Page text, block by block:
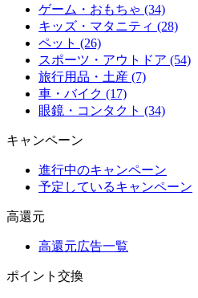
ゲーム・おもちゃ (34)
キッズ・マタニティ (28)
ペット (26)
スポーツ・アウトドア (54)
旅行用品・土産 (7)
車・バイク (17)
眼鏡・コンタクト (34)
キャンペーン
進行中のキャンペーン
予定しているキャンペーン
高還元
高還元広告一覧
ポイント交換